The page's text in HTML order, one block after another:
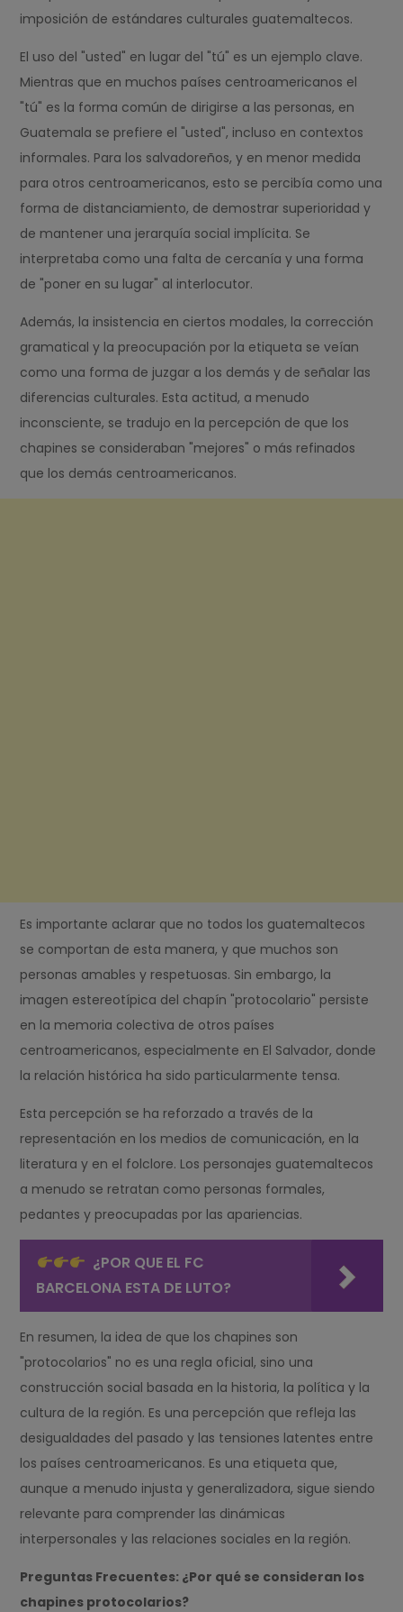
imposición de estándares culturales guatemaltecos.
El uso del "usted" en lugar del "tú" es un ejemplo clave.
Mientras que en muchos países centroamericanos el
"tú" es la forma común de dirigirse a las personas, en
Guatemala se prefiere el "usted", incluso en contextos
informales. Para los salvadoreños, y en menor medida
para otros centroamericanos, esto se percibía como una
forma de distanciamiento, de demostrar superioridad y
de mantener una jerarquía social implícita. Se
interpretaba como una falta de cercanía y una forma
de "poner en su lugar" al interlocutor.
Además, la insistencia en ciertos modales, la corrección
gramatical y la preocupación por la etiqueta se veían
como una forma de juzgar a los demás y de señalar las
diferencias culturales. Esta actitud, a menudo
inconsciente, se tradujo en la percepción de que los
chapines se consideraban "mejores" o más refinados
que los demás centroamericanos.
Es importante aclarar que no todos los guatemaltecos
se comportan de esta manera, y que muchos son
personas amables y respetuosas. Sin embargo, la
imagen estereotípica del chapín "protocolario" persiste
en la memoria colectiva de otros países
centroamericanos, especialmente en El Salvador, donde
la relación histórica ha sido particularmente tensa.
Esta percepción se ha reforzado a través de la
representación en los medios de comunicación, en la
literatura y en el folclore. Los personajes guatemaltecos
a menudo se retratan como personas formales,
pedantes y preocupadas por las apariencias.
¿POR QUE EL FC
BARCELONA ESTA DE LUTO?
En resumen, la idea de que los chapines son
"protocolarios" no es una regla oficial, sino una
construcción social basada en la historia, la política y la
cultura de la región. Es una percepción que refleja las
desigualdades del pasado y las tensiones latentes entre
los países centroamericanos. Es una etiqueta que,
aunque a menudo injusta y generalizadora, sigue siendo
relevante para comprender las dinámicas
interpersonales y las relaciones sociales en la región.
Preguntas Frecuentes: ¿Por qué se consideran los
chapines protocolarios?